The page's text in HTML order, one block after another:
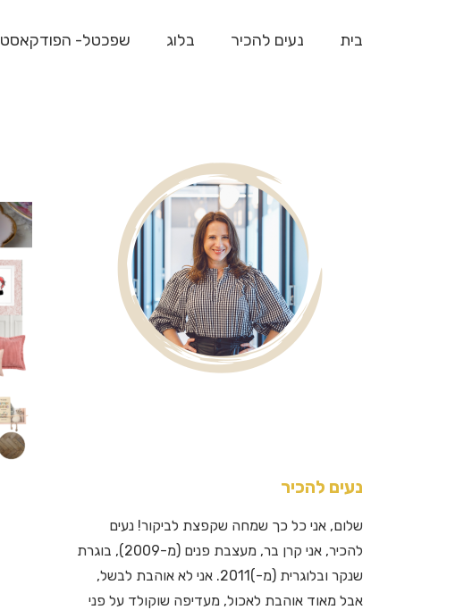
בית נעים להכיר בלוג שפכטל- הפודקאסט
נעים להכיר
שלום, אני כל כך שמחה שקפצת לביקור! נעים
להכיר, אני קרן בר, מעצבת פנים (מ-2009), בוגרת
שנקר ובלוגרית (מ-)2011. אני לא אוהבת לבשל,
אבל מאוד אוהבת לאכול, מעדיפה שוקולד על פני